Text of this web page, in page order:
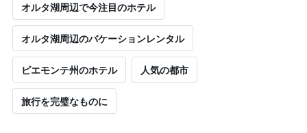
オルタ湖周辺で今注目のホテル
オルタ湖周辺のバケーションレンタル
ピエモンテ州のホテル 人気の都市
旅行を完璧なものに